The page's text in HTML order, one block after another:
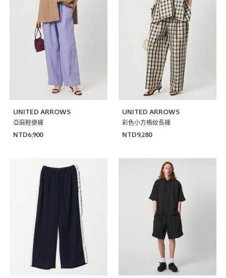
UNITED ARROWS
亞麻輕便褲
NTD6,900
UNITED ARROWS
彩色小方格紋長褲
NTD9,280